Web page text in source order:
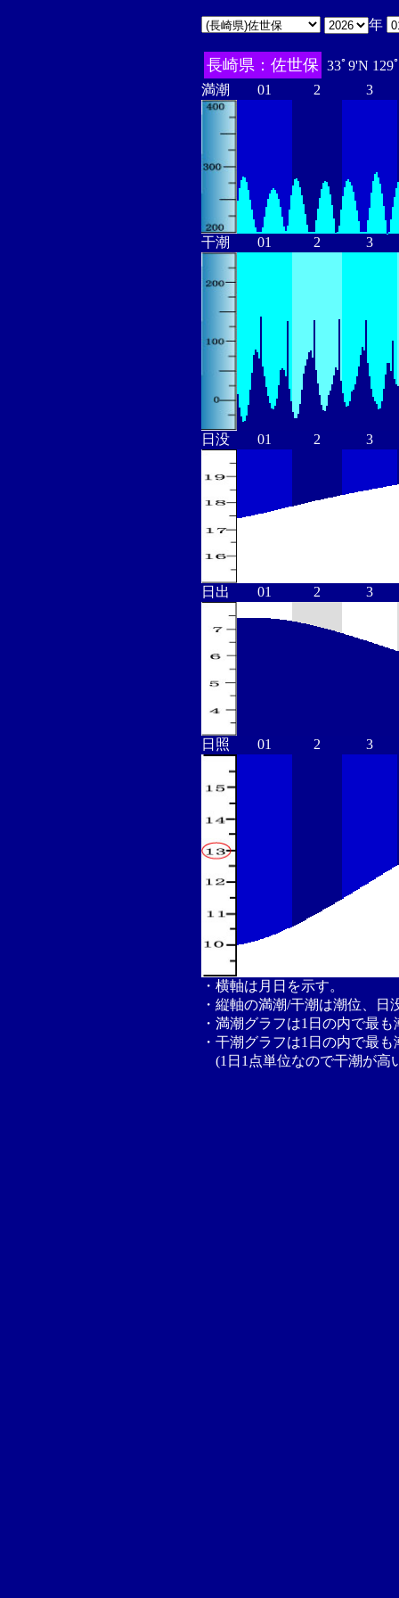
年
長崎県：佐世保 33ﾟ9'N 129
満潮
01 2 3
干潮 01 2 3
日没 01 2 3
日出 01 2 3
日照 01 2 3
・横軸は月日を示す。
・縦軸の満潮/干潮は潮位、
・満潮グラフは1日の内で最
・干潮グラフは1日の内で最
(1日1点単位なので干潮が高